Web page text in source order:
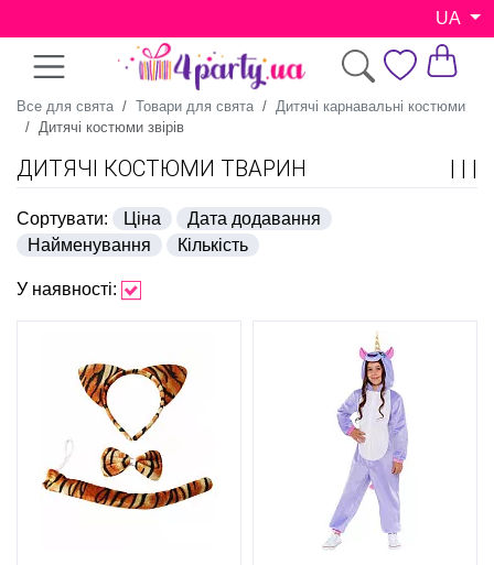
UA
Все для свята Товари для свята
Дитячі карнавальні костюми
Дитячі костюми звірів
ДИТЯЧІ КОСТЮМИ ТВАРИН
Сортувати: Ціна
Дата додавання
Найменування
Кількість
У наявності: